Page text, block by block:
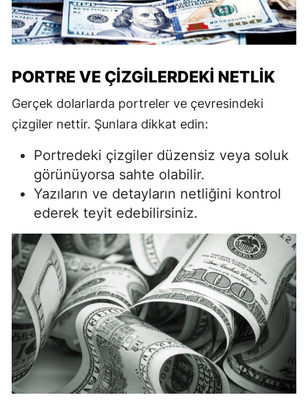
PORTRE VE ÇIZGILERDEKI NETLIK
Gerçek dolarlarda portreler ve çevresindeki
çizgiler nettir. Şunlara dikkat edin:
Portredeki çizgiler düzensiz veya soluk
görünüyorsa sahte olabilir.
Yazıların ve detayların netliğini kontrol
ederek teyit edebilirsiniz.